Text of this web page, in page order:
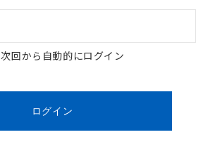
次回から自動的にログイン